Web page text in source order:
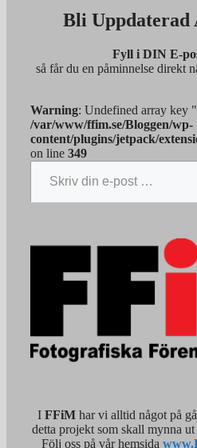
Bli Uppdaterad
Fyll i DIN E-
så får du en påminnelse direkt
Warning: Undefined array key
/var/www/ffim.se/Bloggen/wp-
content/plugins/jetpack/
on line 349
Skriv din e-post …
I FFiM har vi alltid något på
detta projekt som skall mynna
Följ oss på vår hemsida